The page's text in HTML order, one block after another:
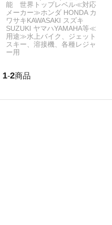
能 世界トップレベル≪対応
メーカー≫ホンダ HONDA カ
ワサキKAWASAKI スズキ
SUZUKI ヤマハYAMAHA等≪
用途≫水上バイク、ジェット
スキー、溶接機、各種レジャ
ー用
1-2商品